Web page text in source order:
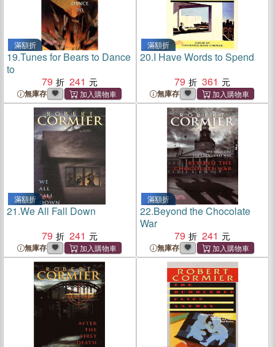
滿額折
19.Tunes for Bears to Dance
to
79
241
無庫存
滿額折
20.I Have Words to Spend
79
361
無庫存
滿額折
21.We All Fall Down
79
241
無庫存
滿額折
22.Beyond the Chocolate
War
79
241
無庫存